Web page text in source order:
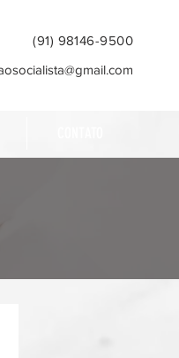
(91) 98146-9500